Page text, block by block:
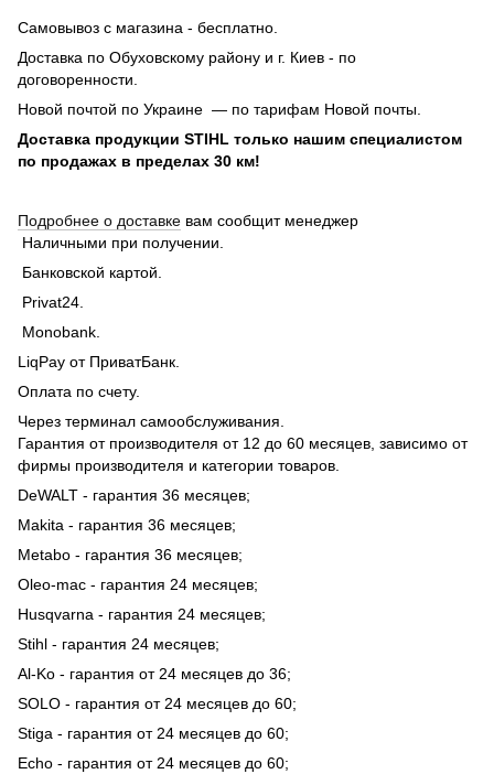
Самовывоз с магазина - бесплатно.
Доставка по Обуховскому району и г. Киев - по
договоренности.
Новой почтой по Украине — по тарифам Новой почты.
Доставка продукции STIHL только нашим специалистом
по продажах в пределах 30 км!
Подробнее о доставке вам сообщит менеджер
Наличными при получении.
Банковской картой.
Privat24.
Monobank.
LiqPay от ПриватБанк.
Оплата по счету.
Через терминал самообслуживания.
Гарантия от производителя от 12 до 60 месяцев, зависимо от
фирмы производителя и категории товаров.
DeWALT - гарантия 36 месяцев;
Makita - гарантия 36 месяцев;
Metabo - гарантия 36 месяцев;
Oleo-mac - гарантия 24 месяцев;
Husqvarna - гарантия 24 месяцев;
Stihl - гарантия 24 месяцев;
Al-Ko - гарантия от 24 месяцев до 36;
SOLO - гарантия от 24 месяцев до 60;
Stiga - гарантия от 24 месяцев до 60;
Echo - гарантия от 24 месяцев до 60;